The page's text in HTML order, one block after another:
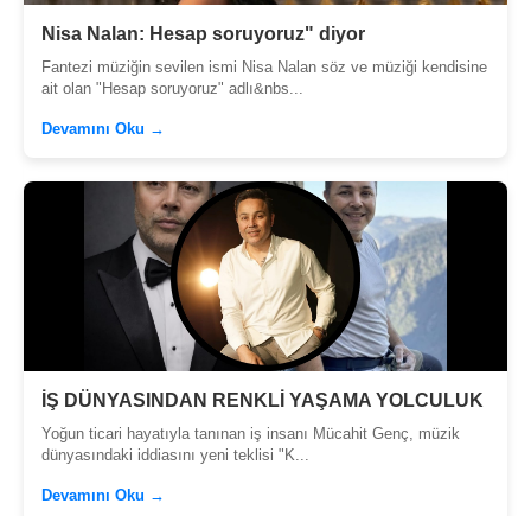
Nisa Nalan: Hesap soruyoruz" diyor
Fantezi müziğin sevilen ismi Nisa Nalan söz ve müziği kendisine
ait olan "Hesap soruyoruz" adlı&nbs...
Devamını Oku →
İŞ DÜNYASINDAN RENKLİ YAŞAMA YOLCULUK
Yoğun ticari hayatıyla tanınan iş insanı Mücahit Genç, müzik
dünyasındaki iddiasını yeni teklisi "K...
Devamını Oku →